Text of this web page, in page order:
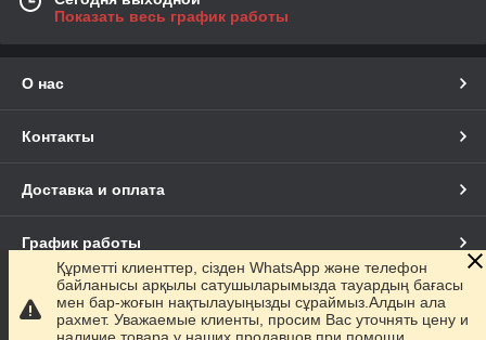
Показать весь график работы
О нас
Контакты
Доставка и оплата
График работы
Полная версия сайта
Құрметті клиенттер, сізден WhatsApp және телефон
байланысы арқылы сатушыларымызда тауардың бағасы
мен бар-жоғын нақтылауыңызды сұраймыз.Алдын ала
рахмет. Уважаемые клиенты, просим Вас уточнять цену и